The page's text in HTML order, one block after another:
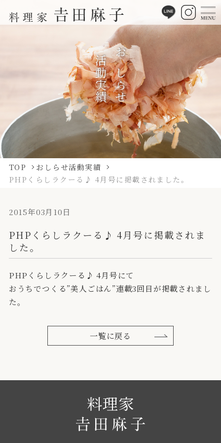
おしらせ
活動実績
TOP
おしらせ活動実績
PHPくらしラクーる♪ 4月号に掲載されました。
2015年03月10日
PHPくらしラクーる♪ 4月号に掲載されま
した。
PHPくらしラクーる♪ 4月号にて
おうちでつくる”美人ごはん”連載3回目が掲載されまし
た。
一覧に戻る
料理家